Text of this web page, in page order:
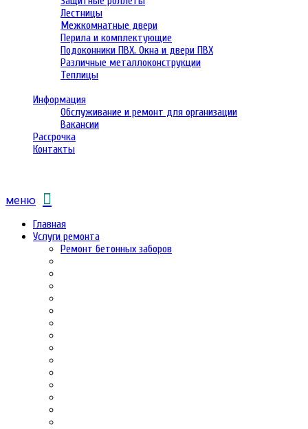
Лестницы
Межкомнатные двери
Перила и комплектующие
Подоконники ПВХ. Окна и двери ПВХ
Различные металлоконструкции
Теплицы
Информация
Обслуживание и ремонт для организации
Вакансии
Рассрочка
Контакты
меню
Главная
Услуги ремонта
Ремонт бетонных заборов